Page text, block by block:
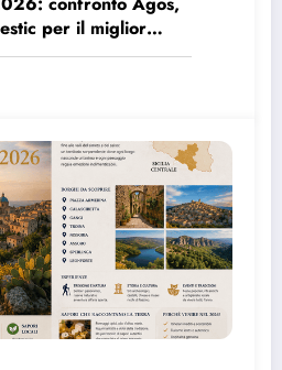
per il miglior